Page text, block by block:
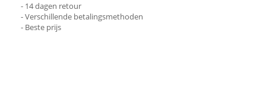
- 14 dagen retour
- Verschillende betalingsmethoden
- Beste prijs